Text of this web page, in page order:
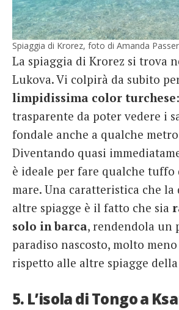
Spiaggia di Krorez, foto di Amanda
La spiaggia di Krorez si trova
Lukova. Vi colpirà da subito
limpidissima color turchese
trasparente da poter vedere i
fondale anche a qualche
Diventando quasi
è ideale per fare qualche
mare. Una caratteristica che
altre spiagge è il fatto che sia
solo in barca, rendendola un
paradiso nascosto, molto
rispetto alle altre spiagge
5. L’isola di Tongo a